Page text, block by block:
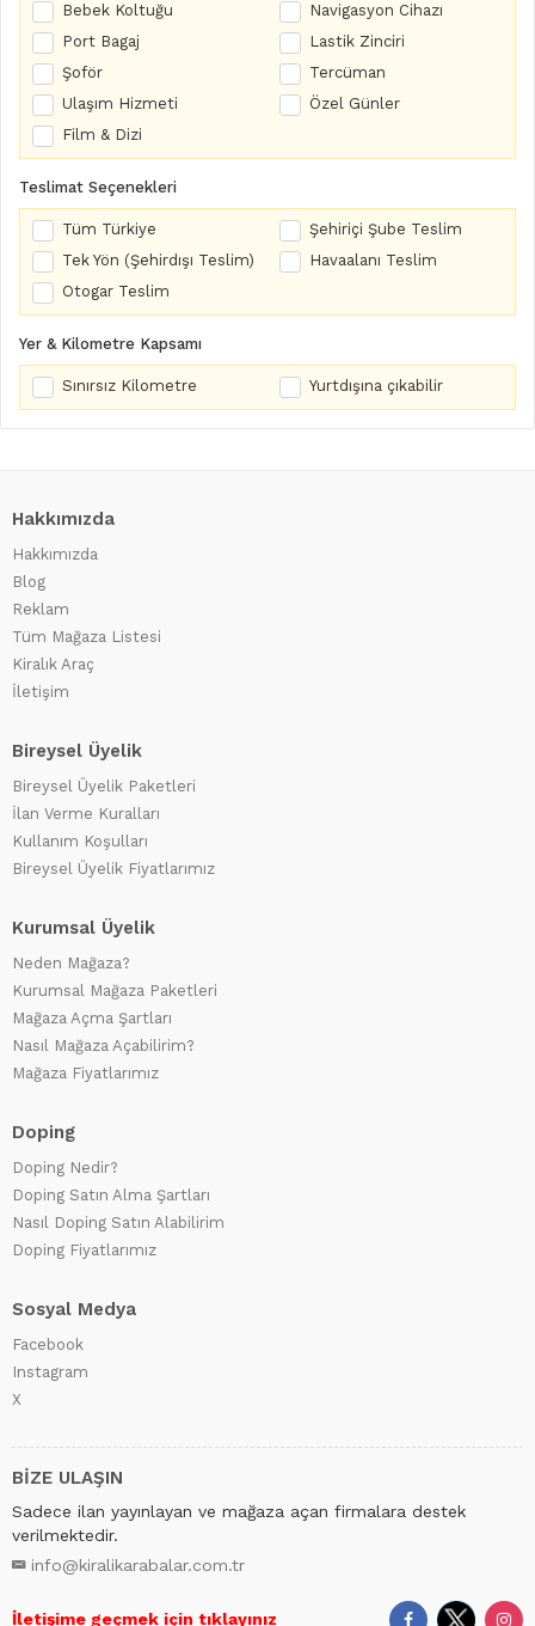
Bebek Koltuğu
Navigasyon Cihazı
Port Bagaj
Lastik Zinciri
Şoför
Tercüman
Ulaşım Hizmeti
Özel Günler
Film & Dizi
Teslimat Seçenekleri
Tüm Türkiye
Şehiriçi Şube Teslim
Tek Yön (Şehirdışı Teslim)
Havaalanı Teslim
Otogar Teslim
Yer & Kilometre Kapsamı
Sınırsız Kilometre Yurtdışına çıkabilir
Hakkımızda
Hakkımızda
Blog
Reklam
Tüm Mağaza Listesi
Kiralık Araç
İletişim
Bireysel Üyelik
Bireysel Üyelik Paketleri
İlan Verme Kuralları
Kullanım Koşulları
Bireysel Üyelik Fiyatlarımız
Kurumsal Üyelik
Neden Mağaza?
Kurumsal Mağaza Paketleri
Mağaza Açma Şartları
Nasıl Mağaza Açabilirim?
Mağaza Fiyatlarımız
Doping
Doping Nedir?
Doping Satın Alma Şartları
Nasıl Doping Satın Alabilirim
Doping Fiyatlarımız
Sosyal Medya
Facebook
Instagram
X
BİZE ULAŞIN
Sadece ilan yayınlayan ve mağaza açan firmalara destek
verilmektedir.
info@kiralikarabalar.com.tr
İletişime geçmek için tıklayınız